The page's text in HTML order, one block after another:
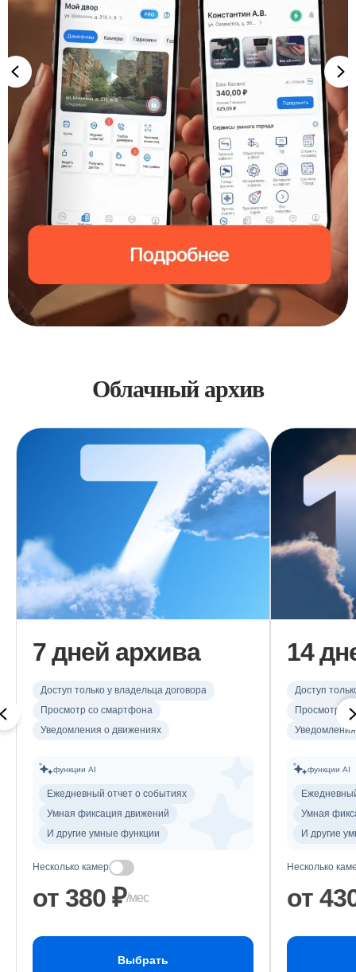
Облачный архив
7 дней архива
Доступ только у владельца договора
Просмотр со смартфона
Уведомления о движениях
функции AI
Ежедневный отчет о событиях
Умная фиксация движений
И другие умные функции
Несколько камер
от 380 ₽/мес
Выбрать
14
Доступ
Просмотр
функции AI
Умная
И другие
Несколько
от